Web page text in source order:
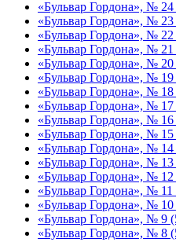
«Бульвар Гордона», №
«Бульвар Гордона», №
«Бульвар Гордона», №
«Бульвар Гордона», №
«Бульвар Гордона», №
«Бульвар Гордона», №
«Бульвар Гордона», №
«Бульвар Гордона», №
«Бульвар Гордона», №
«Бульвар Гордона», №
«Бульвар Гордона», №
«Бульвар Гордона», №
«Бульвар Гордона», №
«Бульвар Гордона», №
«Бульвар Гордона», №
«Бульвар Гордона», № 9
«Бульвар Гордона», № 8